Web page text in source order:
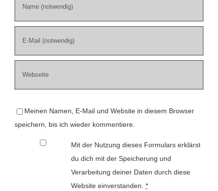
Meinen Namen, E-Mail und Website in diesem Browser
speichern, bis ich wieder kommentiere.
Mit der Nutzung dieses Formulars erklärst
du dich mit der Speicherung und
Verarbeitung deiner Daten durch diese
Website einverstanden. *